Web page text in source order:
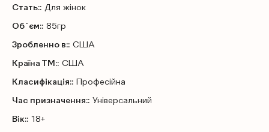
Стать:: Для жінок
Об`єм:: 85гр
Зробленно в:: США
Країна ТМ:: США
Класифікація:: Професійна
Час призначення:: Універсальний
Вік:: 18+